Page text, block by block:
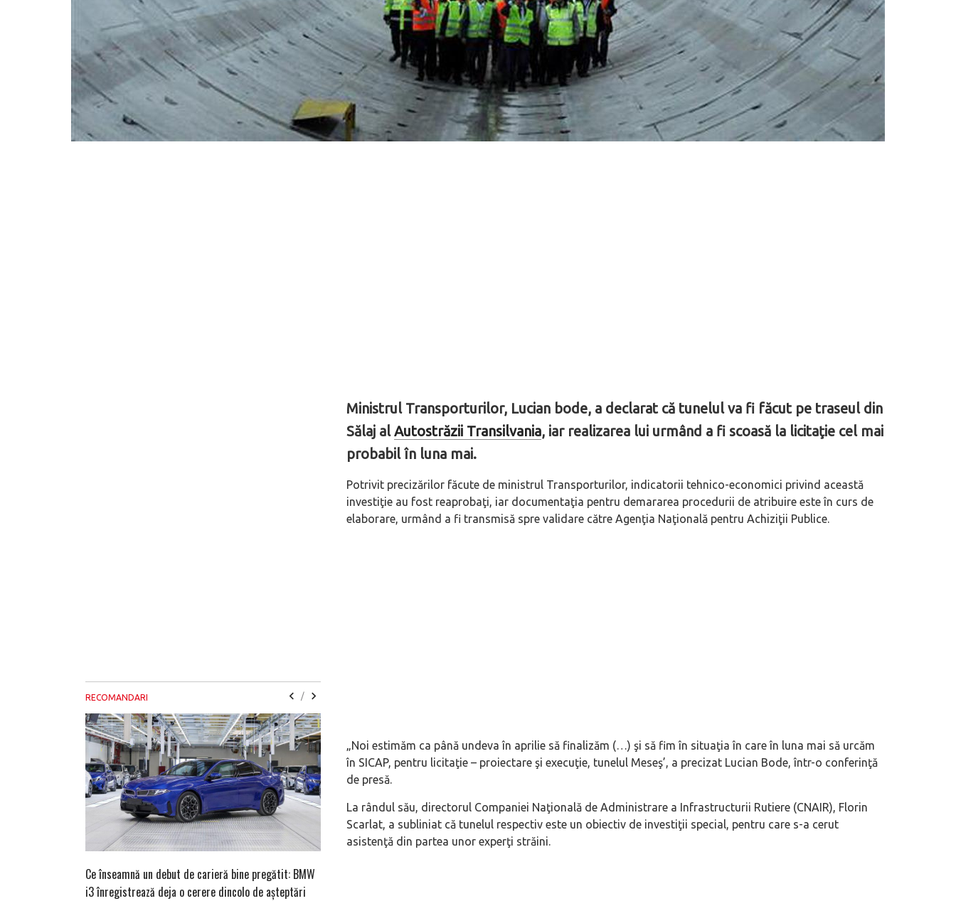
Ministrul Transporturilor, Lucian bode, a declarat că tunelul va fi făcut pe traseul din
Sălaj alAutostrăzii Transilvania, iar realizarea lui urmând a fi scoasă la licitaţie cel mai
probabil în luna mai.
Potrivit precizărilor făcute de ministrul Transporturilor, indicatorii tehnico-economici privind această
investiţie au fost reaprobaţi, iar documentaţia pentru demararea procedurii de atribuire este în curs de
elaborare, urmând a fi transmisă spre validare către Agenţia Naţională pentru Achiziţii Publice.
„Noi estimăm ca până undeva în aprilie să finalizăm (…) şi să fim în situaţia în care în luna mai să urcăm
în SICAP, pentru licitaţie – proiectare şi execuţie, tunelul Meseş’, a precizat Lucian Bode, într-o conferinţă
de presă.
La rândul său, directorul Companiei Naţională de Administrare a Infrastructurii Rutiere (CNAIR), Florin
Scarlat, a subliniat că tunelul respectiv este un obiectiv de investiţii special, pentru care s-a cerut
asistenţă din partea unor experţi străini.
RECOMANDARI /
Ce înseamnă un debut de carieră bine pregătit: BMW
i3 înregistrează deja o cerere dincolo de așteptări